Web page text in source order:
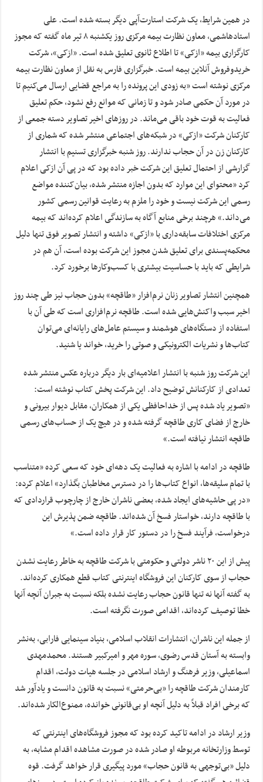
در همین شرایط، یک شرکت استارت‌آپی دیگر بسته شده است. علی
استادهاشمی، معاون نظارت بیمه مرکزی روز یکشنبه ۸ تیر ماه گفته که مجوز
کارگزاری بیمه «ازکی» تا اطلاع ثانوی تعلیق شده است. «ازکی»، شرکت
خریدوفروش آنلاین بیمه است. خبرگزاری فارس به نقل از معاون نظارت بیمه
مرکزی نوشته است «به زودی این پرونده را به مراجع قضایی ارسال می‌کنیم تا
در مورد آن حکمی صادر شود و تا زمانی که موانع رفع نشود، حکم تعلیق
فعالیت به قوت خود باقی می‌ماند. در روزهای اخیر تصاویر دسته جمعی از
کارکنان شرکت «ازکی» در شبکه‌های اجتماعی منتشر شده که شماری از
کارکنان زن در آن حجاب ندارند. روز شنبه خبرگزاری تسنیم با انتشار
گزارشی از احتمال تعلیق این شرکت خبر داده بود که در پی آن ازکی اعلام
کرد «محتوای این موارد که بدون اجازه منتشر شده، بیان‌کننده مواضع
رسمی این شرکت نیست و خود را ملزم به رعایت قوانین رسمی کشور
می‌داند.» هرچند برخی منابع آگاه به سازندگی اعلام کرده‌اند که بیمه
مرکزی اختلافات سابقه‌داری با «ازکی» داشته و انتشار تصویر فوق تنها دلیل
محکمه‌پسندی برای تعلیق شدن مجوز این شرکت بوده است، آن هم در
شرایطی که باید با حساسیت بیشتری با کسب‌وکارها برخورد کرد.
همچنین انتشار تصاویر زنان نرم‌افزار «طاقچه» بدون حجاب نیز طی چند روز
اخیر سبب واکنش‌هایی شده است. طاقچه نرم‌افزاری است که طی آن با
استفاده از دستگاه‌های هوشمند و سیستم عامل‌های رایانه‌ای می‌توان
کتاب‌ها و نشریات الکترونیکی و صوتی را خرید، خواند یا شنید.
این شرکت روز شنبه با انتشار اعلامیه‌ای بار دیگر درباره عکس منتشر شده
تعدادی از کارکنانش توضیح داد. این شرکت پخش کتاب نوشته است:
«تصویر یاد شده پس از خداحافظی یکی از همکاران، مقابل دیوار بیرونی و
خارج از فضای کاری طاقچه گرفته شده و در هیچ یک از حساب‌های رسمی
طاقچه انتشار نیافته است.»
طاقچه در ادامه با اشاره به فعالیت یک دهه‌ای خود که سعی کرده «متناسب
با تمام سلیقه‌ها، انواع کتاب‌ها را در دسترس مخاطبان بگذارد» اعلام کرده:
«در پی حاشیه‌های ایجاد شده، بعضی ناشران خارج از چارچوب قراردادی که
با طاقچه دارند، خواستار فسخ آن شده‌اند. طاقچه ضمن پذیرش این
درخواست، فرآیند فسخ را در دستور کار قرار داده است.»
پیش از این ۲۰ ناشر دولتی و حکومتی با شرکت طاقچه به خاطر رعایت نشدن
حجاب از سوی کارکنان این فروشگاه اینترنتی کتاب قطع همکاری کرده‌اند.
به گفته آنها نه تنها قانون حجاب رعایت نشده بلکه نسبت به جبران آنچه آنها
خطا توصیف کرده‌اند، اقدامی صورت نگرفته است.
از جمله این ناشران، انتشارات انقلاب اسلامی، بنیاد سینمایی فارابی، به‌نشر
وابسته به آستان قدس رضوی، سوره مهر و امیرکبیر هستند. محمدمهدی
اسماعیلی، وزیر فرهنگ و ارشاد اسلامی در جلسه هیات دولت، اقدام
کارمندان شرکت طاقچه را «بی‌حرمتی» نسبت به قانون دانست و یادآور شد
که برخی افراد قبلاً به دلیل آنچه او بی‌قانونی خوانده، ممنوع‌الکار شده‌اند.
وزیر ارشاد در ادامه تاکید کرده بود که مجوز فروشگاه‌های اینترنتی که
توسط وزارتخانه مربوطه او صادر شده در صورت مشاهده اقدام مشابه، به
دلیل «بی‌توجهی به قانون حجاب» مورد پیگیری قرار خواهد گرفت. قوه